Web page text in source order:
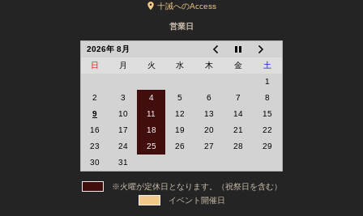
十誡へのAccess
営業日
2026年 8月
日
月 火 水 木 金
土
1
2
3 4 5 6 7
8
9
10 11 12 13 14
15
16
17 18 19 20 21
22
23
24 25 26 27 28
29
30
31
※火曜が定休日となります。（祝祭日を含む）
イベント開催日